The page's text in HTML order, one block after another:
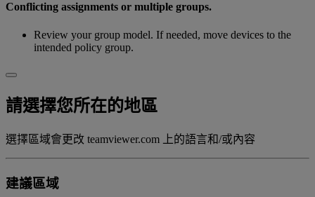
Conflicting assignments or multiple groups.
Review your group model. If needed, move devices to the
intended policy group.
請選擇您所在的地區
選擇區域會更改 teamviewer.com 上的語言和/或內容
建議區域